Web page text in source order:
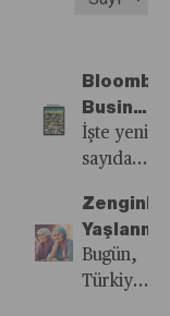
33.
Yayında!
İşte yeni
sayıdan
çıkanlar...
Bugün,